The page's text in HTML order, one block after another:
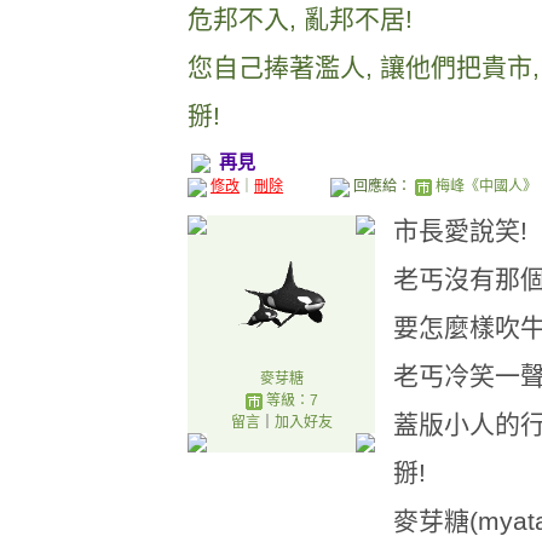
危邦不入, 亂邦不居!
您自己捧著濫人, 讓他們把貴市
掰!
再見
修改 刪除 回應給： 梅峰《中國人
麥芽糖
等級：7
留言｜ 加入好友
市長愛說笑!
老丐沒有那
要怎麼樣吹
老丐冷笑一
蓋版小人的
掰!
麥芽糖